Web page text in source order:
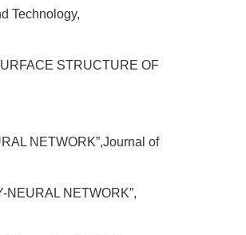
Technology,
STRUCTURE OF
NETWORK”,Journal of
NEURAL NETWORK”,